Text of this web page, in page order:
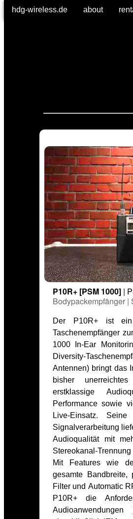
hdg-wireless.de about
hdg-wireless.de about
P10R+ [PSM 1000] |
Bodypackempfänger |
Der P10R+ ist ein
Taschenempfänger
1000 In-Ear
Diversity-
Antennen) bringt das
bisher
erstklassige
Performance sowie
Live-Einsatz. Seine
Signalverarbeitung
Audioqualität mit
Stereokanal-
Mit Features wie
gesamte Bandbreite,
Filter und Automatic
P10R+ die
Audioanwendungen